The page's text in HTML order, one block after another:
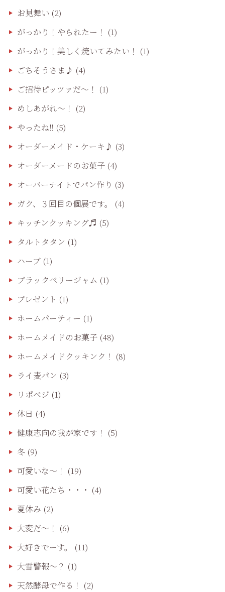
お見舞い (2)
がっかり！やられたー！ (1)
がっかり！美しく焼いてみたい！ (1)
ごちそうさま♪ (4)
ご招待ピッツァだ〜！ (1)
めしあがれ～！ (2)
やったね‼️ (5)
オーダーメイド・ケーキ♪ (3)
オーダーメードのお菓子(4)
オーバーナイトでパン作り (3)
ガク、３回目の個展です。
(4)
キッチンクッキング♬ (5)
タルトタタン (1)
ハーブ(1)
ブラックベリージャム (1)
プレゼント (1)
ホームパーティー (1)
ホームメイドのお菓子(48)
ホームメイドクッキンク！ (8)
ライ麦パン (3)
リポベジ (1)
休日 (4)
健康志向の我が家です！ (5)
冬(9)
可愛いな〜！ (19)
可愛い花たち・・・ (4)
夏休み (2)
大変だ〜！ (6)
大好きでーす。
(11)
大雪警報〜？ (1)
天然酵母で作る！ (2)